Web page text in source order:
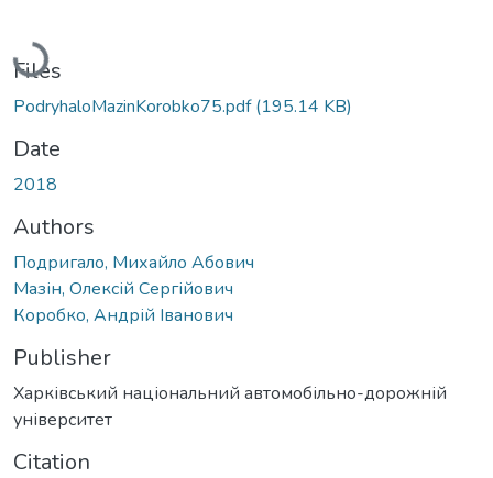
Loading...
Files
PodryhaloMazinKorobko75.pdf(195.14 KB)
Date
2018
Authors
Подригало, Михайло Абович
Мазін, Олексій Сергійович
Коробко, Андрій Іванович
Publisher
Харківський національний автомобільно-дорожній
університет
Citation